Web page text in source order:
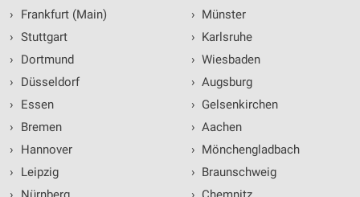
›
Frankfurt (Main)
› Stuttgart
›
Dortmund
›
Düsseldorf
›
Essen
›
Bremen
›
Hannover
›
Leipzig
› Münster
› Karlsruhe
› Wiesbaden
› Augsburg
› Gelsenkirchen
› Aachen
› Mönchengladbach
› Braunschweig